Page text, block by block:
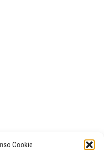
Cookie
(orario apertura Galleria)